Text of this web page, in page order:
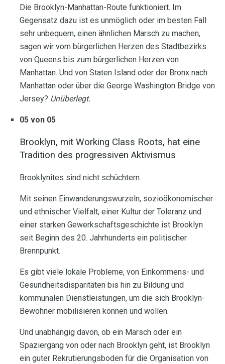
Die Brooklyn-Manhattan-Route funktioniert. Im
Gegensatz dazu ist es unmöglich oder im besten Fall
sehr unbequem, einen ähnlichen Marsch zu machen,
sagen wir vom bürgerlichen Herzen des Stadtbezirks
von Queens bis zum bürgerlichen Herzen von
Manhattan. Und von Staten Island oder der Bronx nach
Manhattan oder über die George Washington Bridge von
Jersey? Unüberlegt.
05 von 05
Brooklyn, mit Working Class Roots, hat eine
Tradition des progressiven Aktivismus
Brooklynites sind nicht schüchtern.
Mit seinen Einwanderungswurzeln, sozioökonomischer
und ethnischer Vielfalt, einer Kultur der Toleranz und
einer starken Gewerkschaftsgeschichte ist Brooklyn
seit Beginn des 20. Jahrhunderts ein politischer
Brennpunkt.
Es gibt viele lokale Probleme, von Einkommens- und
Gesundheitsdisparitäten bis hin zu Bildung und
kommunalen Dienstleistungen, um die sich Brooklyn-
Bewohner mobilisieren können und wollen.
Und unabhängig davon, ob ein Marsch oder ein
Spaziergang von oder nach Brooklyn geht, ist Brooklyn
ein guter Rekrutierungsboden für die Organisation von